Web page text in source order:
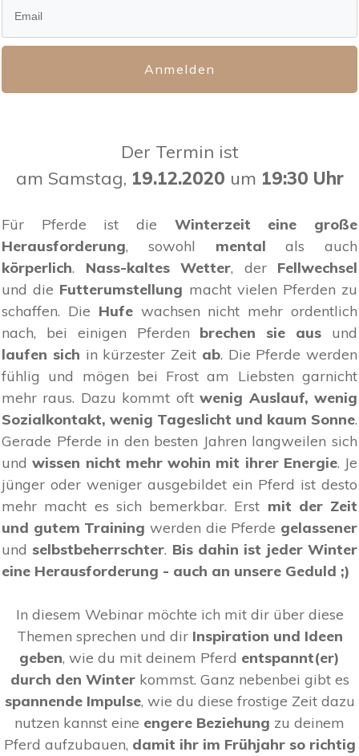
Anmelden
Der Termin ist
am Samstag, 19.12.2020 um 19:30 Uhr
Für Pferde ist die Winterzeit eine große
Herausforderung, sowohl mentalals auch
körperlich. Nass-kaltes Wetter, der Fellwechsel
und die Futterumstellung macht vielen Pferden zu
schaffen. Die Hufe wachsen nicht mehr ordentlich
nach, bei einigen Pferden brechen sie aus und
laufen sich in kürzester Zeit ab. Die Pferde werden
fühlig und mögen bei Frost am Liebsten garnicht
mehr raus. Dazu kommt oftwenig Auslauf, wenig
Sozialkontakt, wenig Tageslicht und kaum Sonne.
Gerade Pferde in den besten Jahren langweilen sich
undwissen nicht mehr wohin mit ihrer Energie. Je
jünger oder weniger ausgebildet ein Pferd ist desto
mehr macht es sich bemerkbar. Erst mit der Zeit
und gutem Training werden die Pferde gelassener
und selbstbeherrschter. Bis dahin ist jeder Winter
eine Herausforderung - auch an unsere Geduld ;)
In diesem Webinar möchte ich mit dir über diese
Themen sprechen und dir Inspiration und Ideen
geben, wie du mit deinem Pferd entspannt(er)
durch den Winterkommst. Ganz nebenbei gibt es
spannende Impulse, wie du diese frostige Zeit dazu
nutzen kannst eine engere Beziehung zu deinem
Pferd aufzubauen, damit ihr im Frühjahr so richtig